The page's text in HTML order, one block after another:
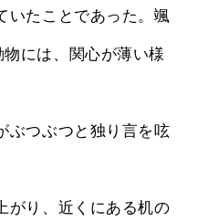
には、関心が薄い様